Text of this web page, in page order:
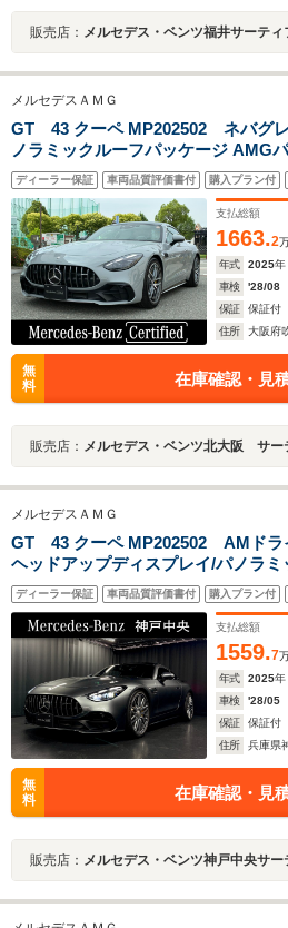
販売店： メルセデス・ベンツ福井サーテ
メルセデスＡＭＧ
GT 43 クーペ MP202502 ネバグ
ノラミックルーフパッケージ AMG
ージ AMGドライビングパッケージ
ディーラー保証 車両品質評価書付 購入プラン付
支払総額
1663.2
年式
2025年
車検
'28/08
保証
保証付
住所
大阪府
無
料
在庫確認・見
販売店： メルセデス・ベンツ北大阪 サー
メルセデスＡＭＧ
GT 43 クーペ MP202502 AMドラ
ヘッドアップディスプレイ/パノラ
ルーフ
ディーラー保証 車両品質評価書付 購入プラン付
支払総額
1559.7
年式
2025年
車検
'28/05
保証
保証付
住所
兵庫県
無
料
在庫確認・見
販売店： メルセデス・ベンツ神戸中央サ